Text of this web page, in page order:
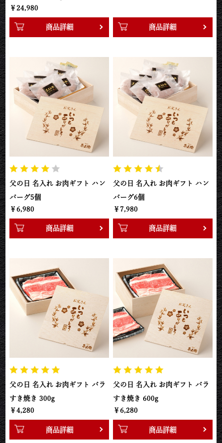
￥24,980
商品詳細 商品詳細
父の日 名入れ お肉ギフト ハン
バーグ5個
￥6,980
商品詳細
父の日 名入れ お肉ギフト ハン
バーグ6個
￥7,980
商品詳細
父の日 名入れ お肉ギフト バラ
すき焼き 300g
￥4,280
商品詳細
父の日 名入れ お肉ギフト バラ
すき焼き 600g
￥6,280
商品詳細